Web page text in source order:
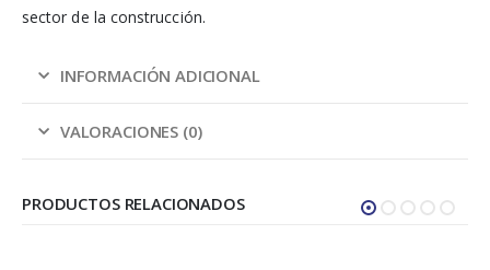
sector de la construcción.
INFORMACIÓN ADICIONAL
VALORACIONES (0)
PRODUCTOS RELACIONADOS